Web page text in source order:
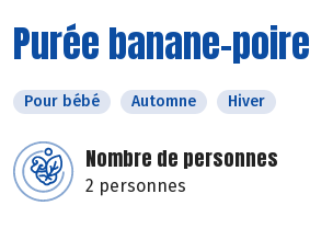
Purée banane-poire
Pour bébé Automne Hiver
Nombre de personnes
2 personnes